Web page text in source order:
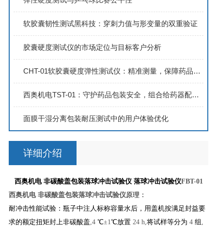
软胶囊韧性测试黑科技：穿刺力值与形变量的双重验证
胶囊硬度测试仪的市场定位与目标客户分析
CHT-01软胶囊硬度弹性测试仪：精准测量，保障药品品质
西奥机电TST-01：守护药品包装安全，组合给药器配合性测试新方案
面膜干湿分离包装耐压测试中的用户体验优化
详细介绍
西奥机电 非碳酸盖包装落球冲击试验仪落球冲击试验仪FBT-01
西奥机电 非碳酸盖包装落球冲击试验仪原理：
耐冲击性能试验：瓶子中注人标称容量水后，用盖机按满足封益要
求的额定扭矩封上非碳酸盖 ,4 ℃±1℃放置24 h, 将试样等分为 4 组